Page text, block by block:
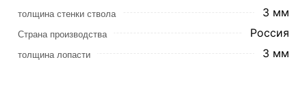
толщина стенки ствола 3 мм
Страна производства Россия
толщина лопасти 3 мм